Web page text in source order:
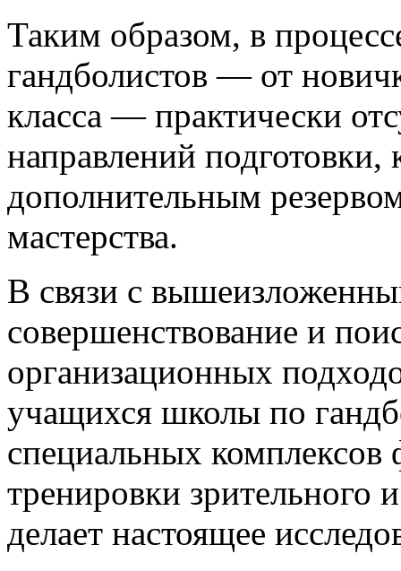
Таким образом, в
гандболистов — от
класса — практически
направлений подготовки,
дополнительным
мастерства.
В связи с
совершенствование и
организационных
учащихся школы по
специальных
тренировки зрительного
делает настоящее